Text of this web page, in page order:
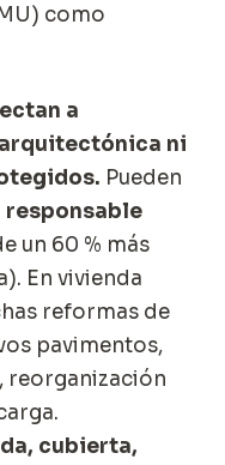
como
a
ni
Pueden
un 60 % más
En vivienda
reformas de
pavimentos,
reorganización
cubierta,